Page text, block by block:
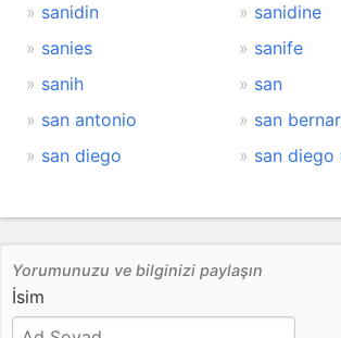
sanidin
sanidine
sanies
sanife
sanih
san
san antonio
san
san diego
san diego
Yorumunuzu ve bilginizi paylaşın
İsim